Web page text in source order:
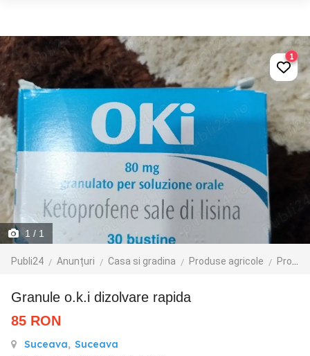
1 / 1
Publi24 Anunțuri Casa si gradina Produse agricole Produse agroalimentare
1
Granule o.k.i dizolvare rapida
85 RON
Suceava, Suceava